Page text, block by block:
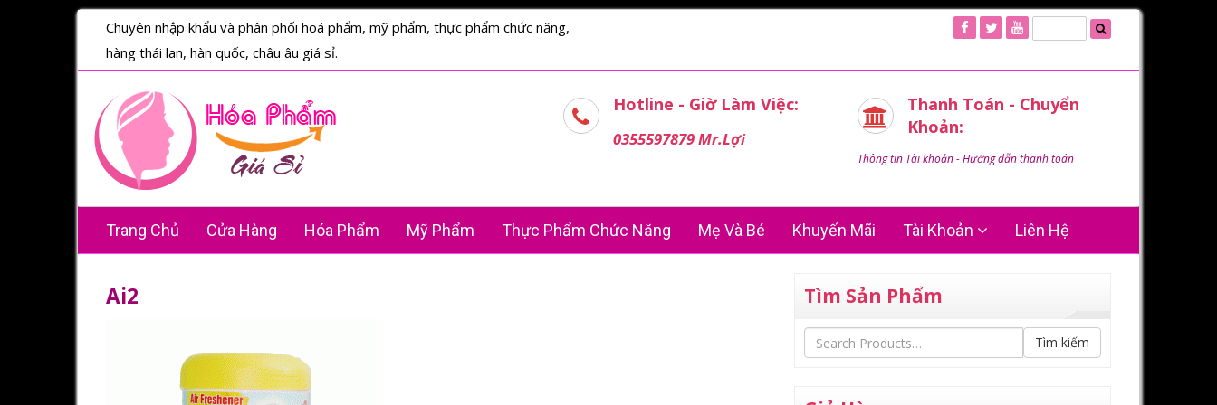
Chuyên nhập khẩu và phân phối hoá phẩm, mỹ phẩm, thực phẩm chức năng,
hàng thái lan, hàn quốc, châu âu giá sỉ.
Hotline - Giờ Làm Việc:
0355597879 Mr.Lợi
Thanh Toán - Chuyển
Khoản:
Thông tin Tài khoản - Hướng dẫn thanh toán
Trang Chủ Cửa Hàng Hóa Phẩm Mỹ Phẩm Thực Phẩm Chức Năng Mẹ Và Bé Khuyến Mãi Tài Khoản Liên Hệ
Ai2 Tìm Sản Phẩm
Tìm kiếm